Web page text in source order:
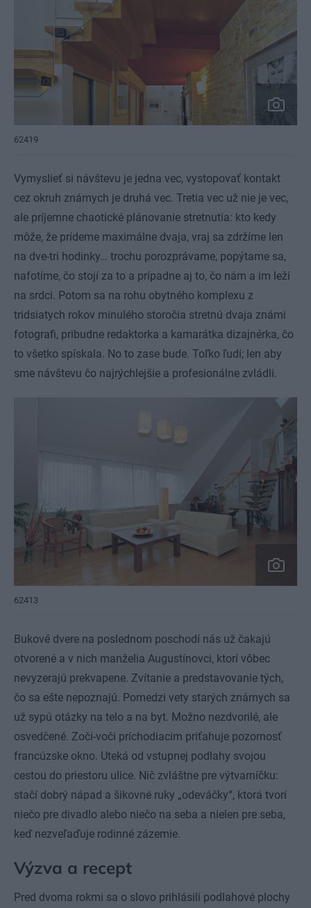
62419
Vymyslieť si návštevu je jedna vec, vystopovať kontakt
cez okruh známych je druhá vec. Tretia vec už nie je vec,
ale príjemne chaotické plánovanie stretnutia: kto kedy
môže, že prídeme maximálne dvaja, vraj sa zdržíme len
na dve-tri hodinky… trochu porozprávame, popýtame sa,
nafotíme, čo stojí za to a prípadne aj to, čo nám a im leží
na srdci. Potom sa na rohu obytného komplexu z
tridsiatych rokov minulého storočia stretnú dvaja známi
fotografi, pribudne redaktorka a kamarátka dizajnérka, čo
to všetko spískala. No to zase bude. Toľko ľudí; len aby
sme návštevu čo najrýchlejšie a profesionálne zvládli.
62413
Bukové dvere na poslednom poschodí nás už čakajú
otvorené a v nich manželia Augustínovci, ktorí vôbec
nevyzerajú prekvapene. Zvítanie a predstavovanie tých,
čo sa ešte nepoznajú. Pomedzi vety starých známych sa
už sypú otázky na telo a na byt. Možno nezdvorilé, ale
osvedčené. Zoči-voči príchodiacim priťahuje pozornosť
francúzske okno. Uteká od vstupnej podlahy svojou
cestou do priestoru ulice. Nič zvláštne pre výtvarníčku:
stačí dobrý nápad a šikovné ruky „odeváčky“, ktorá tvorí
niečo pre divadlo alebo niečo na seba a nielen pre seba,
keď nezveľaďuje rodinné zázemie.
Výzva a recept
Pred dvoma rokmi sa o slovo prihlásili podlahové plochy